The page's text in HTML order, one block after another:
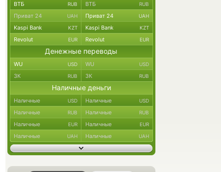
ВТБ RUB ВТБ RUB
Приват 24 UAH Приват 24 UAH
Kaspi Bank KZT Kaspi Bank KZT
Revolut EUR Revolut EUR
Денежные переводы
WU USD WU USD
ЗК RUB ЗК RUB
Наличные деньги
Наличные USD Наличные USD
Наличные RUB Наличные RUB
Наличные EUR Наличные EUR
Наличные UAH Наличные UAH